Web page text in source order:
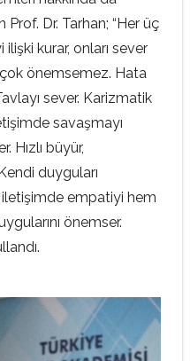
Dr. Tarhan; “Her üç
ilişki kurar, onları sever
önemsemez. Hata
sever. Karizmatik
savaşmayı
Hızlı büyür,
duyguları
empatiyi hem
önemser.